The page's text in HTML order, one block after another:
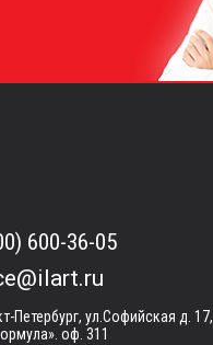
600-36-05
Петербург, ул.Софийская д. 17,
оф. 311